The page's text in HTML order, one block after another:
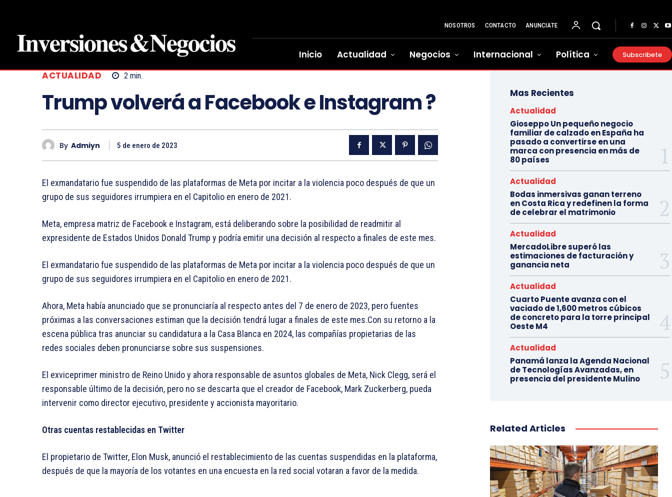
NOSOTROS CONTACTO ANUNCIATE
Inicio Actualidad Negocios Internacional Política Subscribete
ACTUALIDAD 2 min.
Trump volverá a Facebook e Instagram ?
By Admiyn 5 de enero de 2023
El exmandatario fue suspendido de las plataformas de Meta por incitar a la violencia poco después de que un
grupo de sus seguidores irrumpiera en el Capitolio en enero de 2021.
Meta, empresa matriz de Facebook e Instagram, está deliberando sobre la posibilidad de readmitir al
expresidente de Estados Unidos Donald Trump y podría emitir una decisión al respecto a finales de este mes.
El exmandatario fue suspendido de las plataformas de Meta por incitar a la violencia poco después de que un
grupo de sus seguidores irrumpiera en el Capitolio en enero de 2021.
Ahora, Meta había anunciado que se pronunciaría al respecto antes del 7 de enero de 2023, pero fuentes
próximas a las conversaciones estiman que la decisión tendrá lugar a finales de este mes.Con su retorno a la
escena pública tras anunciar su candidatura a la Casa Blanca en 2024, las compañías propietarias de las
redes sociales deben pronunciarse sobre sus suspensiones.
El exviceprimer ministro de Reino Unido y ahora responsable de asuntos globales de Meta, Nick Clegg, será el
responsable último de la decisión, pero no se descarta que el creador de Facebook, Mark Zuckerberg, pueda
intervenir como director ejecutivo, presidente y accionista mayoritario.
Otras cuentas restablecidas en Twitter
El propietario de Twitter, Elon Musk, anunció el restablecimiento de las cuentas suspendidas en la plataforma,
después de que la mayoría de los votantes en una encuesta en la red social votaran a favor de la medida.
Mas Recientes
Actualidad
Gioseppo Un pequeño negocio
familiar de calzado en España ha
pasado a convertirse en una
marca con presencia en más de
80 países
Actualidad
Bodas inmersivas ganan terreno
en Costa Rica y redefinen la forma
de celebrar el matrimonio
Actualidad
MercadoLibre superó las
estimaciones de facturación y
ganancia neta
Actualidad
Cuarto Puente avanza con el
vaciado de 1,600 metros cúbicos
de concreto para la torre principal
Oeste M4
Actualidad
Panamá lanza la Agenda Nacional
de Tecnologías Avanzadas, en
presencia del presidente Mulino
Related Articles